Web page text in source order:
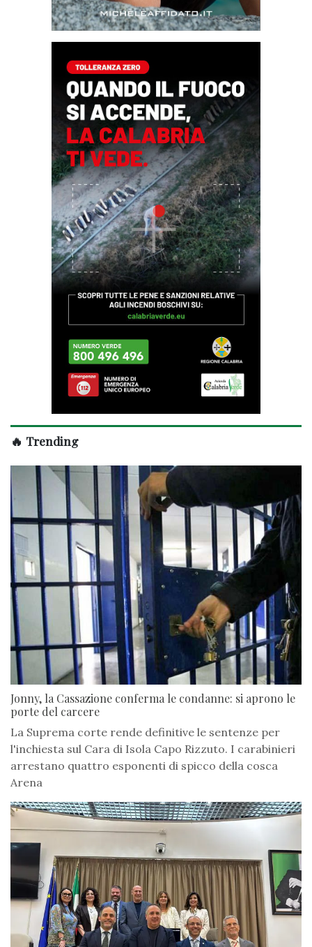
🔥 Trending
Jonny, la Cassazione conferma le condanne: si aprono le
porte del carcere
La Suprema corte rende definitive le sentenze per
l'inchiesta sul Cara di Isola Capo Rizzuto. I carabinieri
arrestano quattro esponenti di spicco della cosca
Arena